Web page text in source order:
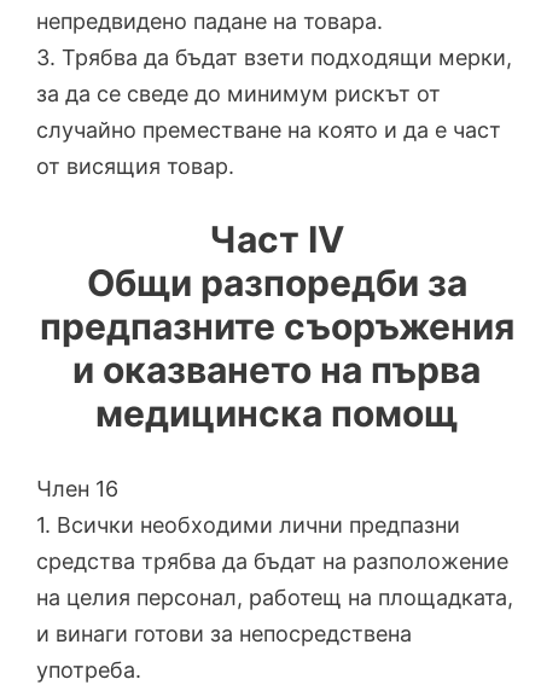
непредвидено падане на товара.
3. Трябва да бъдат взети подходящи мерки,
за да се сведе до минимум рискът от
случайно преместване на която и да е част
от висящия товар.
Част IV
Общи разпоредби за
предпазните съоръжения
и оказването на първа
медицинска помощ
Член 16
1. Всички необходими лични предпазни
средства трябва да бъдат на разположение
на целия персонал, работещ на площадката,
и винаги готови за непосредствена
употреба.